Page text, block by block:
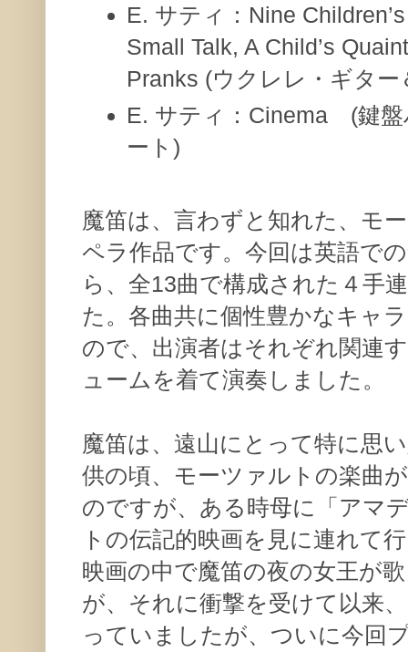
E. サティ：Nine
Small Talk, A Child’s
Pranks (ウクレレ・ギタ
E. サティ：Cinema (鍵盤
ート)
魔笛は、言わずと知れた、モ
ペラ作品です。今回は英語で
ら、全13曲で構成された４手
た。各曲共に個性豊かなキャ
ので、出演者はそれぞれ関連
ュームを着て演奏しました。
魔笛は、遠山にとって特に思
供の頃、モーツァルトの楽曲
のですが、ある時母に「アマ
トの伝記的映画を見に連れて
映画の中で魔笛の夜の女王が
が、それに衝撃を受けて以来
っていましたが、ついに今回